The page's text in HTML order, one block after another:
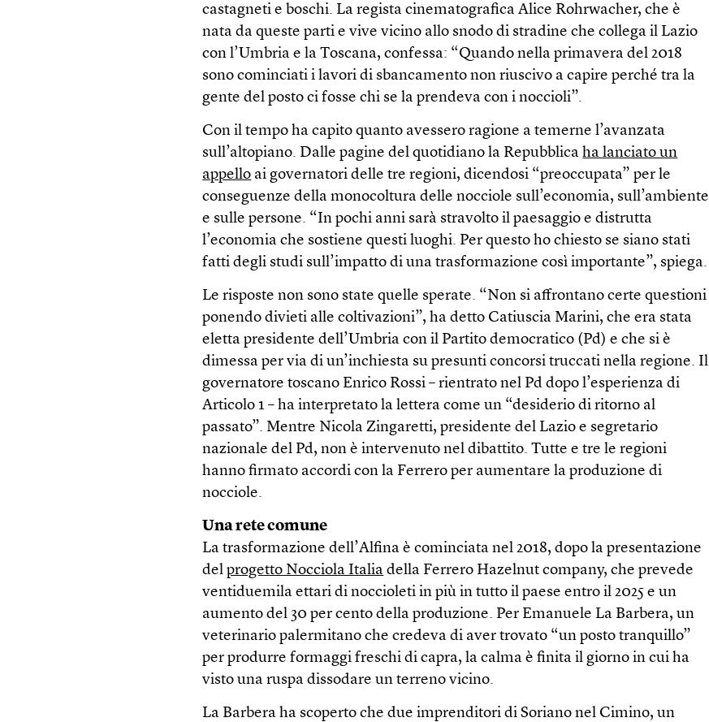
castagneti e boschi. La regista cinematografica Alice Rohrwacher, che è
nata da queste parti e vive vicino allo snodo di stradine che collega il Lazio
con l’Umbria e la Toscana, confessa: “Quando nella primavera del 2018
sono cominciati i lavori di sbancamento non riuscivo a capire perché tra la
gente del posto ci fosse chi se la prendeva con i noccioli”.
Con il tempo ha capito quanto avessero ragione a temerne l’avanzata
sull’altopiano. Dalle pagine del quotidiano la Repubblicaha lanciato un
appello ai governatori delle tre regioni, dicendosi “preoccupata” per le
conseguenze della monocoltura delle nocciole sull’economia, sull’ambiente
e sulle persone. “In pochi anni sarà stravolto il paesaggio e distrutta
l’economia che sostiene questi luoghi. Per questo ho chiesto se siano stati
fatti degli studi sull’impatto di una trasformazione così importante”, spiega.
Le risposte non sono state quelle sperate. “Non si affrontano certe questioni
ponendo divieti alle coltivazioni”, ha detto Catiuscia Marini, che era stata
eletta presidente dell’Umbria con il Partito democratico (Pd) e che si è
dimessa per via di un’inchiesta su presunti concorsi truccati nella regione. Il
governatore toscano Enrico Rossi – rientrato nel Pd dopo l’esperienza di
Articolo 1 – ha interpretato la lettera come un “desiderio di ritorno al
passato”. Mentre Nicola Zingaretti, presidente del Lazio e segretario
nazionale del Pd, non è intervenuto nel dibattito. Tutte e tre le regioni
hanno firmato accordi con la Ferrero per aumentare la produzione di
nocciole.
Una rete comune
La trasformazione dell’Alfina è cominciata nel 2018, dopo la presentazione
delprogetto Nocciola Italia della Ferrero Hazelnut company, che prevede
ventiduemila ettari di noccioleti in più in tutto il paese entro il 2025 e un
aumento del 30 per cento della produzione. Per Emanuele La Barbera, un
veterinario palermitano che credeva di aver trovato “un posto tranquillo”
per produrre formaggi freschi di capra, la calma è finita il giorno in cui ha
visto una ruspa dissodare un terreno vicino.
La Barbera ha scoperto che due imprenditori di Soriano nel Cimino, un